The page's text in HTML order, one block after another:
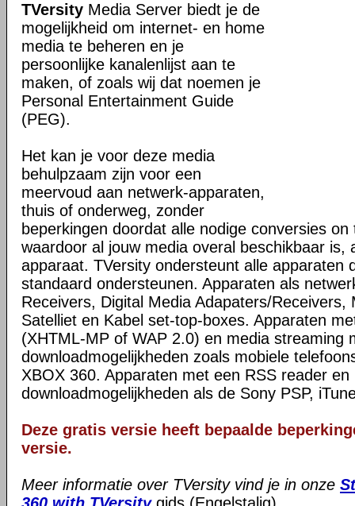
TVersity Media Server biedt je de
mogelijkheid om internet- en home
media te beheren en je
persoonlijke kanalenlijst aan te
maken, of zoals wij dat noemen je
Personal Entertainment Guide
(PEG).
Het kan je voor deze media
behulpzaam zijn voor een
meervoud aan netwerk-apparaten,
thuis of onderweg, zonder
beperkingen doordat alle nodige conversies
waardoor al jouw media overal beschikbaar is,
apparaat. TVersity ondersteunt alle apparaten
standaard ondersteunen. Apparaten als
Receivers, Digital Media Adapaters/Receivers,
Satelliet en Kabel set-top-boxes. Apparaten
(XHTML-MP of WAP 2.0) en media streaming
downloadmogelijkheden zoals mobiele
XBOX 360. Apparaten met een RSS reader
downloadmogelijkheden als de Sony PSP,
Deze gratis versie heeft bepaalde
versie.
Meer informatie over TVersity vind je in onze